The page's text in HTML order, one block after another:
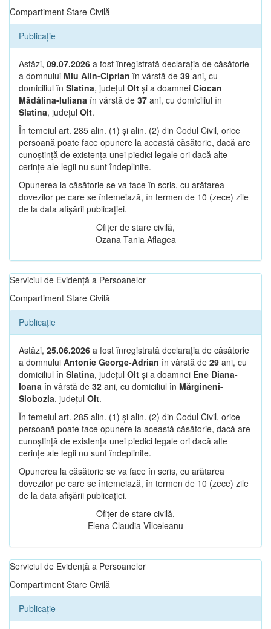
Compartiment Stare Civilă
Publicație
Astăzi, 09.07.2026 a fost înregistrată declarația de căsătorie
a domnului Miu Alin-Ciprian în vârstă de 39 ani, cu
domiciliul în Slatina, județul Olt și a doamnei Ciocan
Mădălina-Iuliana în vârstă de 37 ani, cu domiciliul în
Slatina, județul Olt.
În temeiul art. 285 alin. (1) și alin. (2) din Codul Civil, orice
persoană poate face opunere la această căsătorie, dacă are
cunoștință de existența unei piedici legale ori dacă alte
cerințe ale legii nu sunt îndeplinite.
Opunerea la căsătorie se va face în scris, cu arătarea
dovezilor pe care se întemeiază, în termen de 10 (zece) zile
de la data afișării publicației.
Ofițer de stare civilă,
Ozana Tania Aflagea
Serviciul de Evidență a Persoanelor
Compartiment Stare Civilă
Publicație
Astăzi, 25.06.2026 a fost înregistrată declarația de căsătorie
a domnului Antonie George-Adrian în vârstă de 29 ani, cu
domiciliul în Slatina, județul Olt și a doamnei Ene Diana-
Ioana în vârstă de 32 ani, cu domiciliul în Mărgineni-
Slobozia, județul Olt.
În temeiul art. 285 alin. (1) și alin. (2) din Codul Civil, orice
persoană poate face opunere la această căsătorie, dacă are
cunoștință de existența unei piedici legale ori dacă alte
cerințe ale legii nu sunt îndeplinite.
Opunerea la căsătorie se va face în scris, cu arătarea
dovezilor pe care se întemeiază, în termen de 10 (zece) zile
de la data afișării publicației.
Ofițer de stare civilă,
Elena Claudia Vîlceleanu
Serviciul de Evidență a Persoanelor
Compartiment Stare Civilă
Publicație